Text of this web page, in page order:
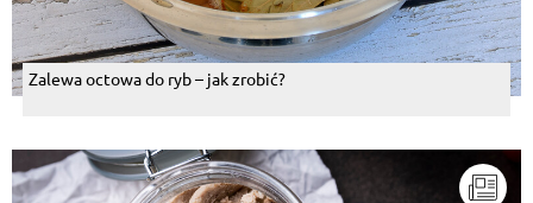
Zalewa octowa do ryb – jak zrobić?